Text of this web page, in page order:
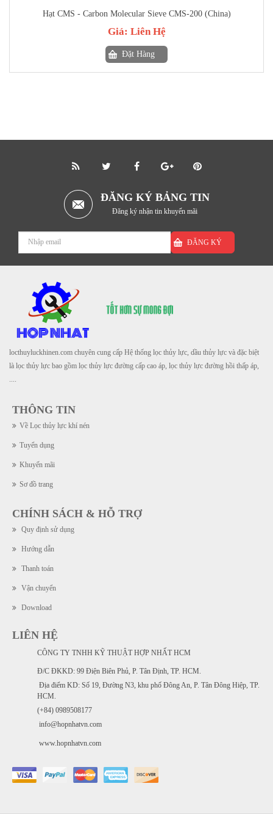
Hạt CMS - Carbon Molecular Sieve CMS-200 (China)
Giá: Liên Hệ
Đặt Hàng
ĐĂNG KÝ BẢNG TIN
Đăng ký nhận tin khuyến mãi
ĐĂNG KÝ
locthuyluckhinen.com chuyên cung cấp Hệ thống lọc thủy lực, dầu thủy lực và đặc biệt
là lọc thủy lực bao gồm lọc thủy lực đường cấp cao áp, lọc thủy lực đường hồi thấp áp,
....
THÔNG TIN
Về Lọc thủy lực khí nén
Tuyển dụng
Khuyến mãi
Sơ đồ trang
CHÍNH SÁCH & HỖ TRỢ
Quy định sử dụng
Hướng dẫn
Thanh toán
Vận chuyển
Download
LIÊN HỆ
CÔNG TY TNHH KỸ THUẬT HỢP NHẤT HCM
Đ/C ĐKKD: 99 Điện Biên Phủ, P. Tân Định, TP. HCM.
Địa điểm KD: Số 19, Đường N3, khu phố Đông An, P. Tân Đông Hiệp, TP.
HCM.
(+84) 0989508177
info@hopnhatvn.com
www.hopnhatvn.com